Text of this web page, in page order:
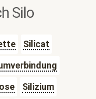
Silo
Silicat
Silizium